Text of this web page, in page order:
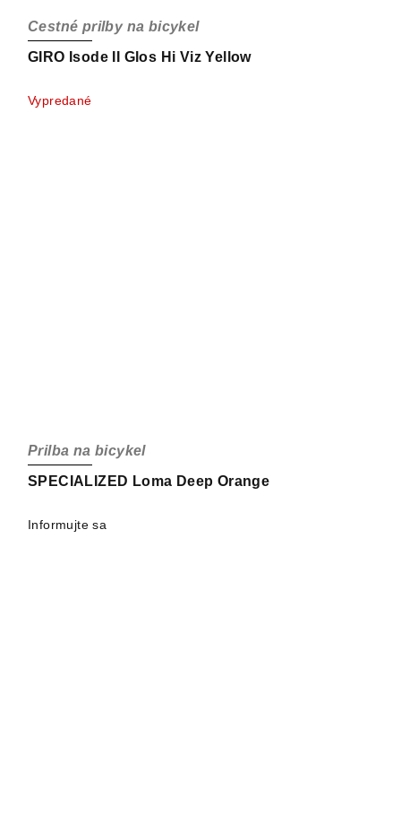
GIRO Isode II Glos Hi Viz Yellow
Cestné prilby na bicykel
Vypredané
SPECIALIZED Loma Deep Orange
Prilba na bicykel
Informujte sa